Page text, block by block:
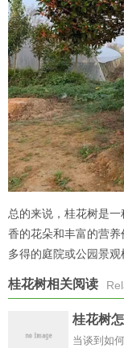
总的来说，桂花树是
香的花朵和丰富的营
多得的庭院或公园景观
桂花树相关阅读
桂花树
当谈到如